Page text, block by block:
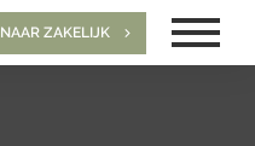
NAAR ZAKELIJK